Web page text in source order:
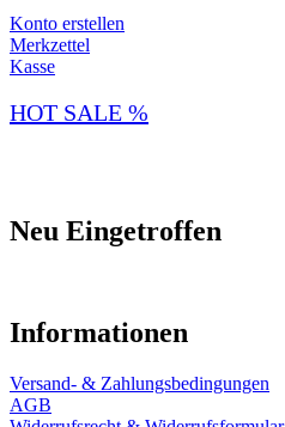
Konto erstellen
Merkzettel
Kasse
HOT SALE %
Neu Eingetroffen
Informationen
Versand- & Zahlungsbedingungen
AGB